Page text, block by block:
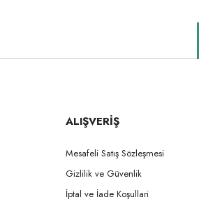
ALIŞVERİŞ
Mesafeli Satış Sözleşmesi
Gizlilik ve Güvenlik
İptal ve İade Koşullari